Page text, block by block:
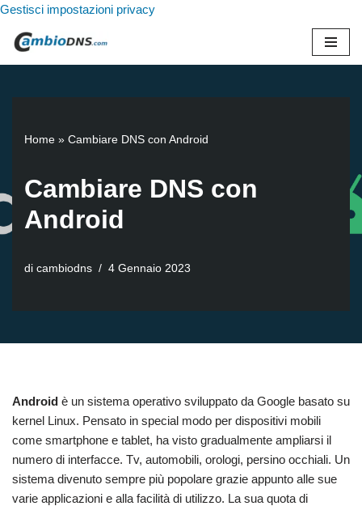
Gestisci impostazioni privacy
Vai
Home » Cambiare DNS con Android
Cambiare DNS con
Android
di cambiodns 4 Gennaio 2023
Android è un sistema operativo sviluppato da Google basato su
kernel Linux. Pensato in special modo per dispositivi mobili
come smartphone e tablet, ha visto gradualmente ampliarsi il
numero di interfacce. Tv, automobili, orologi, persino occhiali. Un
sistema divenuto sempre più popolare grazie appunto alle sue
varie applicazioni e alla facilità di utilizzo. La sua quota di